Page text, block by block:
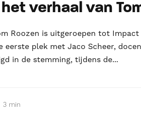
verhaal van
Roozen is uitgeroepen tot
eerste plek met Jaco Scheer,
in de stemming, tijdens de...
3 min